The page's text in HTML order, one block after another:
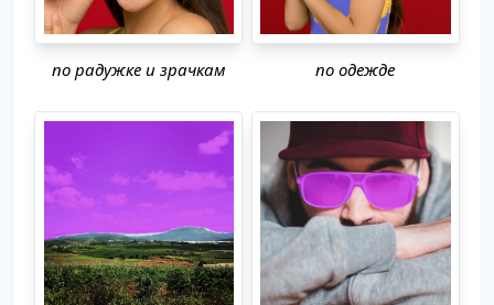
по радужке и зрачкам по одежде